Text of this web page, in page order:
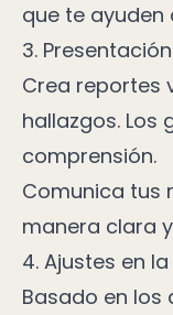
que te
3.
Crea reportes
hallazgos.
comprensión.
Comunica tus
manera clara
4. Ajustes en
Basado en los